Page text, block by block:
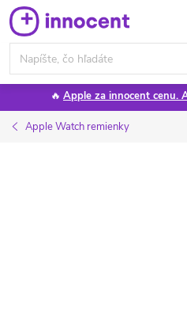
Prejsť
na
obsah
🔥 Apple za innocent cenu.
Apple Watch remienky